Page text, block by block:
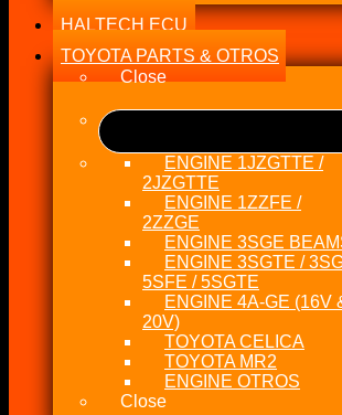
HALTECH ECU
TOYOTA PARTS & OTROS
Close
ENGINE 1JZGTTE /
2JZGTTE
ENGINE 1ZZFE /
2ZZGE
ENGINE 3SGE
ENGINE 3SGTE /
5SFE / 5SGTE
ENGINE 4A-GE (16V
20V)
TOYOTA CELICA
TOYOTA MR2
ENGINE OTROS
Close